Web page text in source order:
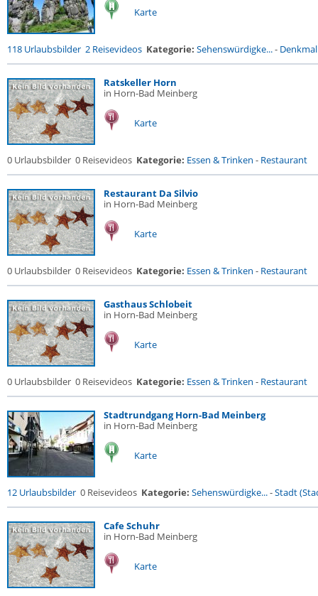
Karte
118 Urlaubsbilder 2 Reisevideos Kategorie: Sehenswürdigke...- Denkmal
Ratskeller Horn
in Horn-Bad Meinberg
Karte
0 Urlaubsbilder 0 Reisevideos Kategorie: Essen & Trinken - Restaurant
Restaurant Da Silvio
in Horn-Bad Meinberg
Karte
0 Urlaubsbilder 0 Reisevideos Kategorie: Essen & Trinken - Restaurant
Gasthaus Schlobeit
in Horn-Bad Meinberg
Karte
0 Urlaubsbilder 0 Reisevideos Kategorie: Essen & Trinken - Restaurant
Stadtrundgang Horn-Bad Meinberg
in Horn-Bad Meinberg
Karte
12 Urlaubsbilder 0 Reisevideos Kategorie: Sehenswürdigke...-Stadt
Cafe Schuhr
in Horn-Bad Meinberg
Karte